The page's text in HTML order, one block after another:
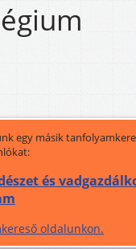
egy másik
és
oldalunkon.